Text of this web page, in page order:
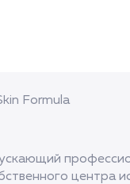
центра